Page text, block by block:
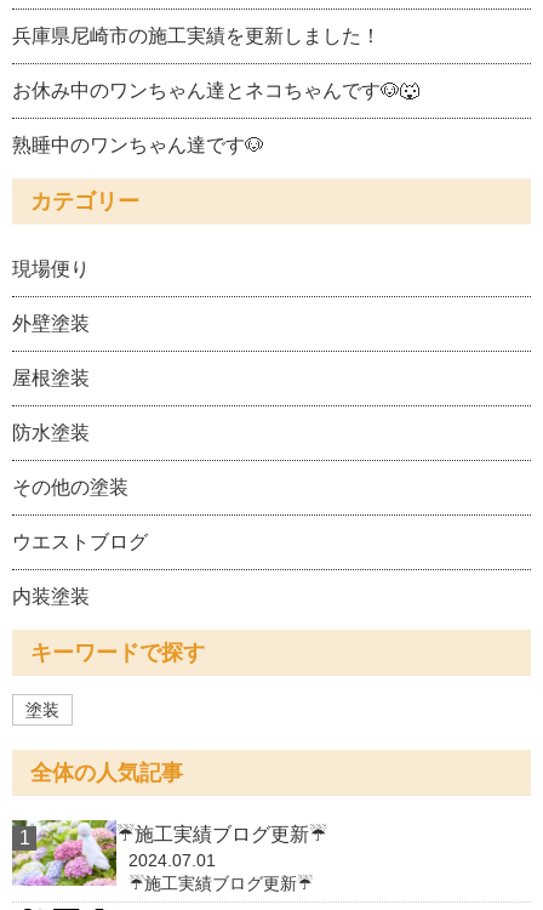
兵庫県尼崎市の施工実績を更新しました！
お休み中のワンちゃん達とネコちゃんです🐶🐺
熟睡中のワンちゃん達です🐶
カテゴリー
現場便り
外壁塗装
屋根塗装
防水塗装
その他の塗装
ウエストブログ
内装塗装
キーワードで探す
塗装
全体の人気記事
☔施工実績ブログ更新☔
2024.07.01
☔施工実績ブログ更新☔